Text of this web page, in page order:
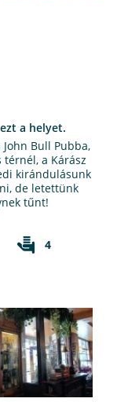
a helyet.
Bull Pubba,
a Kárász
kirándulásunk
de letettünk
tűnt!
4